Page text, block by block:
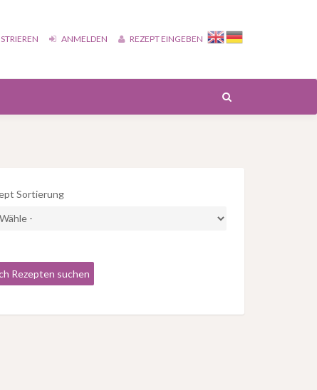
ANMELDEN REZEPT EINGEBEN
Sortierung
Rezepten suchen